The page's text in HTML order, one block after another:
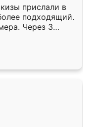
прислали в
подходящий.
Через 3
Остались
Ренессанс